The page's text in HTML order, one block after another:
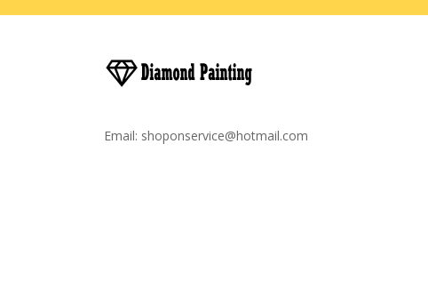
Email: shoponservice@hotmail.com